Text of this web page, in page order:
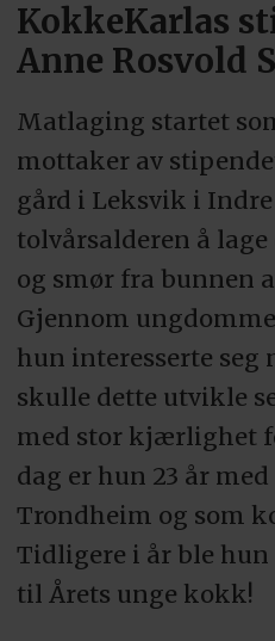
KokkeKarlas
Anne Rosvold
Matlaging startet
mottaker av
gård i Leksvik i
tolvårsalderen å
og smør fra bunnen
Gjennom
hun interesserte seg
skulle dette utvikle
med stor kjærlighet
dag er hun 23 år
Trondheim og som
Tidligere i år ble
til Årets unge kokk!